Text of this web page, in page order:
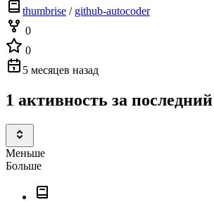
thumbrise / github-autocoder
0
0
5 месяцев назад
1 активность за последний
Меньше
Больше